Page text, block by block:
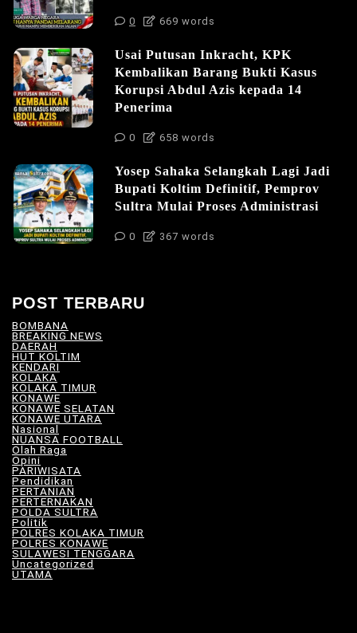
0 669 words
Usai Putusan Inkracht, KPK
Kembalikan Barang Bukti Kasus
Korupsi Abdul Azis kepada 14
Penerima
0 658 words
Yosep Sahaka Selangkah Lagi Jadi
Bupati Koltim Definitif, Pemprov
Sultra Mulai Proses Administrasi
0 367 words
POST TERBARU
BOMBANA
BREAKING NEWS
DAERAH
HUT KOLTIM
KENDARI
KOLAKA
KOLAKA TIMUR
KONAWE
KONAWE SELATAN
KONAWE UTARA
Nasional
NUANSA FOOTBALL
Olah Raga
Opini (6)
PARIWISATA
Pendidikan
PERTANIAN
PERTERNAKAN
POLDA SULTRA
Politik
POLRES KOLAKA TIMUR
POLRES KONAWE
SULAWESI TENGGARA
Uncategorized
UTAMA(180)